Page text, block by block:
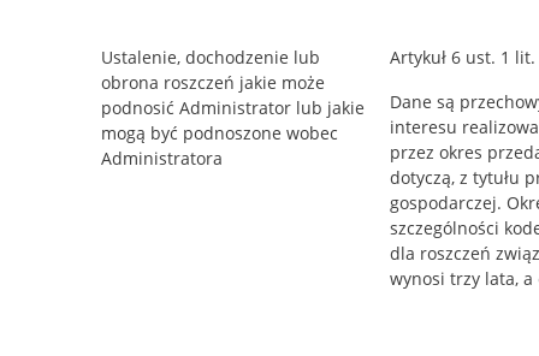
Ustalenie, dochodzenie lub
obrona roszczeń jakie może
podnosić Administrator lub jakie
mogą być podnoszone wobec
Administratora
Artykuł 6 ust. 1
Dane są
interesu
przez okres
dotyczą, z tytułu
gospodarczej.
szczególności
dla roszczeń
wynosi trzy lata,